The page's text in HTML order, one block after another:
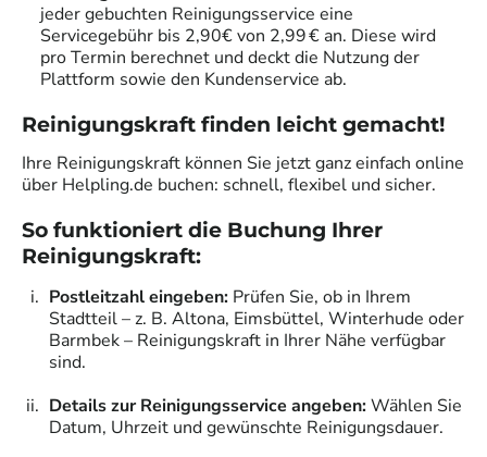
jeder gebuchten Reinigungsservice eine
Servicegebühr bis 2,90€ von 2,99 € an. Diese wird
pro Termin berechnet und deckt die Nutzung der
Plattform sowie den Kundenservice ab.
Reinigungskraft finden leicht gemacht!
Ihre Reinigungskraft können Sie jetzt ganz einfach online
über Helpling.de buchen: schnell, flexibel und sicher.
So funktioniert die Buchung Ihrer
Reinigungskraft:
Postleitzahl eingeben: Prüfen Sie, ob in Ihrem
Stadtteil – z. B. Altona, Eimsbüttel, Winterhude oder
Barmbek – Reinigungskraft in Ihrer Nähe verfügbar
sind.
Details zur Reinigungsservice angeben:Wählen Sie
Datum, Uhrzeit und gewünschte Reinigungsdauer.